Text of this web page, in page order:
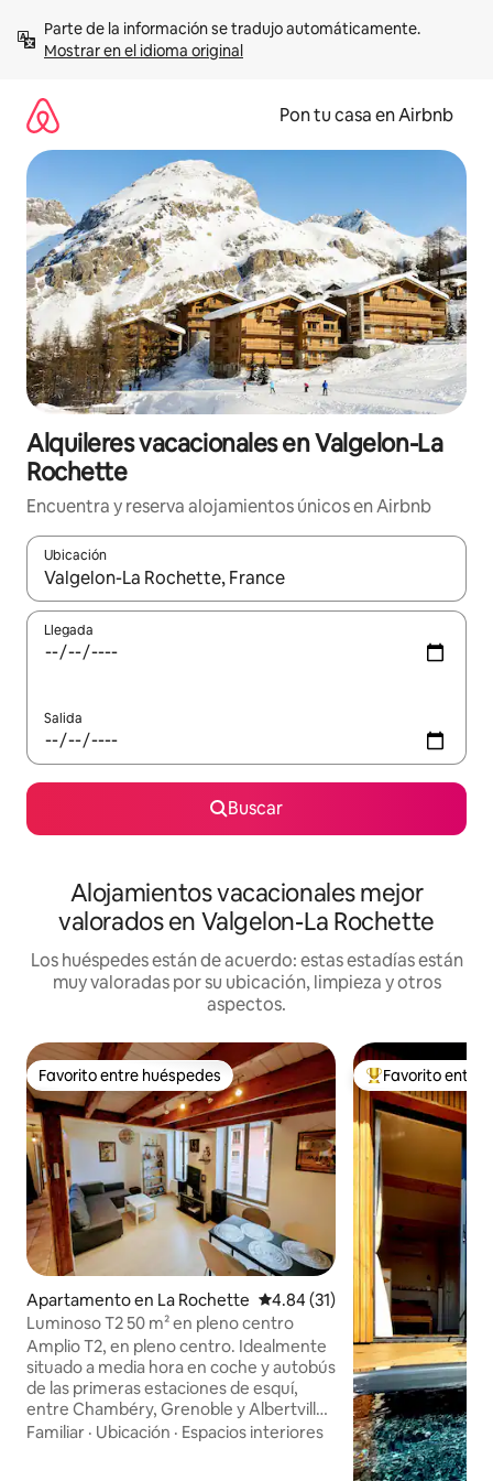
contenidoMostrar en el idioma original
Pon tu casa en Airbnb
Alquileres vacacionales en Valgelon-La
Rochette
Encuentra y reserva alojamientos únicos en Airbnb
Ubicación
Cuando los resultados estén disponibles, navega con las
Llegada
Salida
Buscar
Alojamientos vacacionales mejor
valorados en Valgelon-La Rochette
Los huéspedes están de acuerdo: estas estadías están
muy valoradas por su ubicación, limpieza y otros
aspectos.
Favorito entre huéspedes
Favorito entre huéspedes
Apartamento en La Rochette Calificación promedio: 4.84 de
4.84 (31)
Luminoso T2 50 m² en pleno centro
Amplio T2, en pleno centro. Idealmente
situado a media hora en coche y autobús
de las primeras estaciones de esquí,
entre Chambéry, Grenoble y Albertville.
Cocina totalmente equipada para los
Familiar · Ubicación · Espacios interiores
Favorito entre
Favorito entre